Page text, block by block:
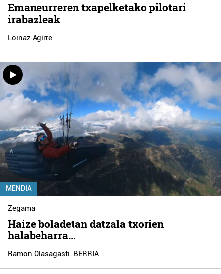
Emaneurreren txapelketako pilotari
irabazleak
Loinaz Agirre
MENDIA
Zegama
Haize boladetan datzala txorien
halabeharra...
Ramon Olasagasti. BERRIA